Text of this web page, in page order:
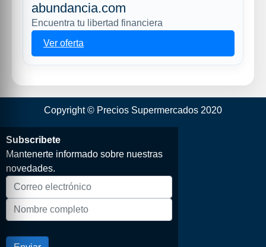
abundancia.com
Encuentra tu libertad financiera
Ver oferta
Copyright © Precios Supermercados 2020
Subscribete
Mantenerte informado sobre nuestras
novedades.